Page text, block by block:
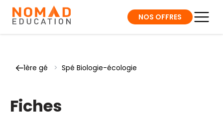
NOS OFFRES
1ère gé > Spé Biologie-écologie
Fiches